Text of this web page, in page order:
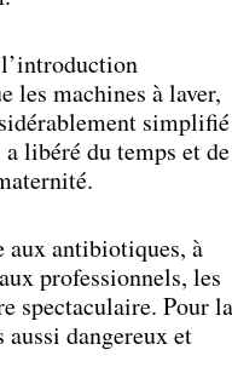
les machines à laver,
simplifié
libéré du temps et de
aux antibiotiques, à
professionnels, les
spectaculaire. Pour la
dangereux et